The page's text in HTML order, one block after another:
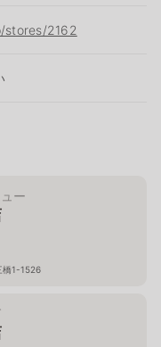
stores/2162
ー
橋1-1526